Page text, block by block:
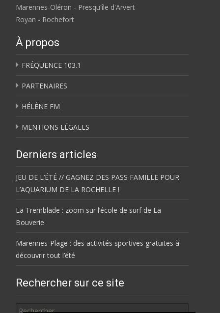
Marennes-Oléron - Presqu'île d'Arvert
Royan - Rochefort
À propos
FRÉQUENCE 103.1
PARTENAIRES
HÉLÈNE FM
MENTIONS LÉGALES
Derniers articles
JEU DE L’ÉTÉ // GAGNEZ DES PASS FAMILLE POUR
L’AQUARIUM DE LA ROCHELLE !
La Tremblade : zoom sur l’école de surf de La
Bouverie
Marennes-Plage : des activités sportives gratuites à
découvrir tout l’été
Rechercher sur ce site